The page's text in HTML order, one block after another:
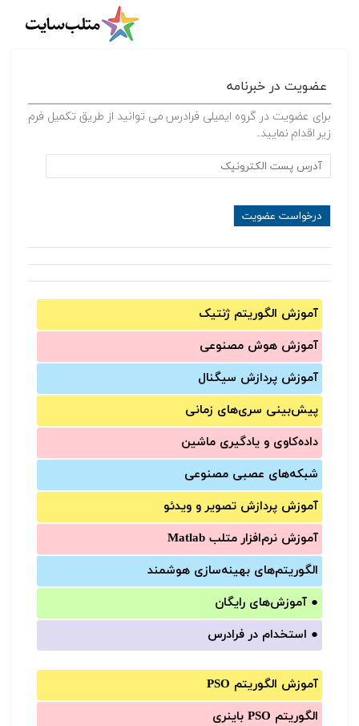
عضویت در خبرنامه
برای عضویت در گروه ایمیلی فرادرس می توانید از طریق تکمیل فرم
زیر اقدام نمایید.
آموزش الگوریتم ژنتیک
آموزش‌ هوش مصنوعی
آموزش‌ پردازش سیگنال
پیش‌‌بینی سری‌‌های زمانی
داده‌کاوی و یادگیری ماشین
شبکه‌های عصبی مصنوعی
آموزش‌ پردازش تصویر و ویدئو
آموزش‌ نرم‌افزار متلب Matlab
الگوریتم‌های بهینه‌سازی هوشمند
● آموزش‌های رایگان
● استخدام در فرادرس
آموزش الگوریتم PSO
الگوریتم PSO باینری